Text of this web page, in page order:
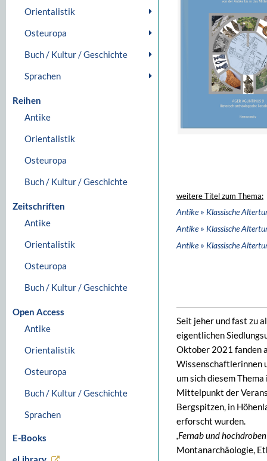
Orientalistik
Osteuropa
Buch / Kultur / Geschichte
Sprachen
Reihen
Antike
Orientalistik
Osteuropa
Buch / Kultur / Geschichte
Zeitschriften
Antike
Orientalistik
Osteuropa
Buch / Kultur / Geschichte
Open Access
Antike
Orientalistik
Osteuropa
Buch / Kultur / Geschichte
Sprachen
E-Books
weitere Titel zum Thema:
Antike» Klassische
Antike» Klassische
Antike» Klassische
Seit jeher und fast zu
eigentlichen
Oktober 2021 fanden
Wissenschaftlerinnen
um sich diesem
Mittelpunkt der
Bergspitzen, in
erforscht wurden.
,Fernab und
Montanarchäologie,